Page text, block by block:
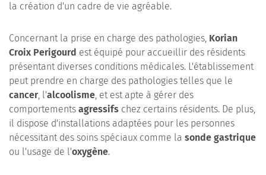
la création d'un cadre de vie agréable.
Concernant la prise en charge des pathologies, Korian
Croix Perigourd est équipé pour accueillir des résidents
présentant diverses conditions médicales. L'établissement
peut prendre en charge des pathologies telles que le
cancer, l'alcoolisme, et est apte à gérer des
comportements agressifs chez certains résidents. De plus,
il dispose d'installations adaptées pour les personnes
nécessitant des soins spéciaux comme la sonde gastrique
ou l'usage de l'oxygène.